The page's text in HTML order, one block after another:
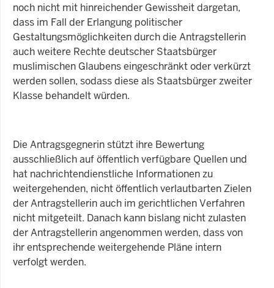
noch nicht mit hinreichender Gewissheit dargetan,
dass im Fall der Erlangung politischer
Gestaltungsmöglichkeiten durch die Antragstellerin
auch weitere Rechte deutscher Staatsbürger
muslimischen Glaubens eingeschränkt oder verkürzt
werden sollen, sodass diese als Staatsbürger zweiter
Klasse behandelt würden.
Die Antragsgegnerin stützt ihre Bewertung
ausschließlich auf öffentlich verfügbare Quellen und
hat nachrichtendienstliche Informationen zu
weitergehenden, nicht öffentlich verlautbarten Zielen
der Antragstellerin auch im gerichtlichen Verfahren
nicht mitgeteilt. Danach kann bislang nicht zulasten
der Antragstellerin angenommen werden, dass von
ihr entsprechende weitergehende Pläne intern
verfolgt werden.